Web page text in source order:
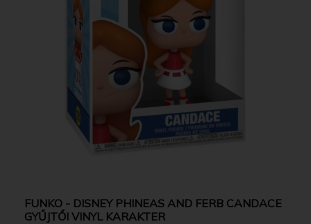
FUNKO - DISNEY PHINEAS AND FERB CANDACE
GYŰJTŐI VINYL KARAKTER